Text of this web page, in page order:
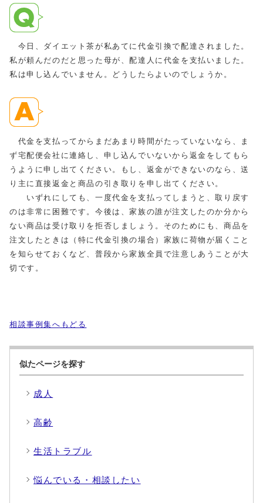
今日、ダイエット茶が私あてに代金引換で配達されました。
私が頼んだのだと思った母が、配達人に代金を支払いました。
私は申し込んでいません。どうしたらよいのでしょうか。
代金を支払ってからまだあまり時間がたっていないなら、ま
ず宅配便会社に連絡し、申し込んでいないから返金をしてもら
うように申し出てください。もし、返金ができないのなら、送
り主に直接返金と商品の引き取りを申し出てください。
いずれにしても、一度代金を支払ってしまうと、取り戻す
のは非常に困難です。今後は、家族の誰が注文したのか分から
ない商品は受け取りを拒否しましょう。そのためにも、商品を
注文したときは（特に代金引換の場合）家族に荷物が届くこと
を知らせておくなど、普段から家族全員で注意しあうことが大
切です。
相談事例集へもどる
似たページを探す
成人
高齢
生活トラブル
悩んでいる・相談したい